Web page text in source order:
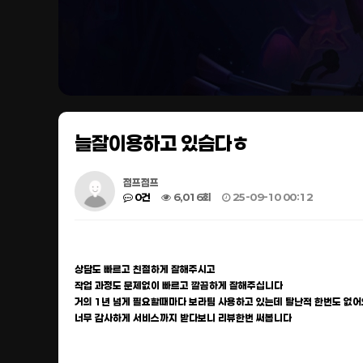
늘잘이용하고 있슴다ㅎ
점프점프
0건
6,016회 25-09-10 00:12
상담도 빠르고 친절하게 잘해주시고
작업 과정도 문제없이 빠르고 깔끔하게 잘해주십니다
거의 1년 넘게 필요할때마다 보라팀 사용하고 있는데 탈난적 한번도 없
너무 감사하게 서비스까지 받다보니 리뷰한번 써봅니다